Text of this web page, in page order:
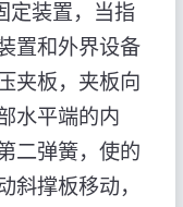
定装置，当指
置和外界设备
夹板，夹板向
水平端的内
二弹簧，使的
斜撑板移动，